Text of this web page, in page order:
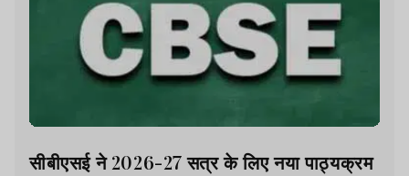
सीबीएसई ने 2026-27 सत्र के लिए नया पाठ्यक्रम